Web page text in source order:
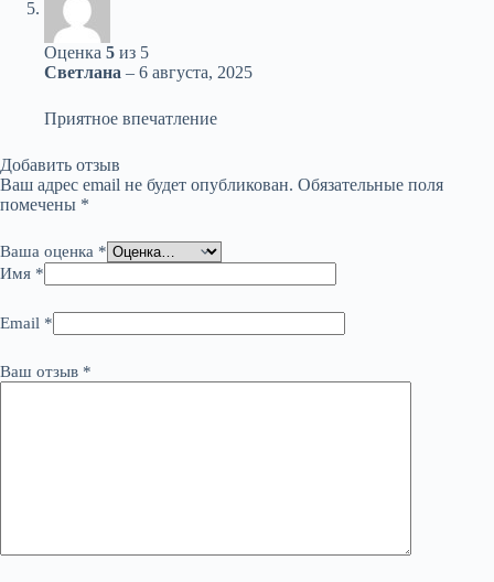
Оценка 5 из 5
Светлана – 6 августа, 2025
Приятное впечатление
Добавить отзыв
Ваш адрес email не будет опубликован. Обязательные поля
помечены *
Ваша оценка *
Имя *
Email *
Ваш отзыв *